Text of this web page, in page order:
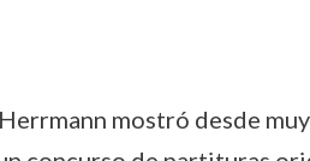
mostró desde